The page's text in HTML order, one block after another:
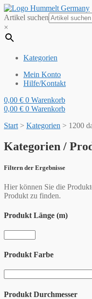
Artikel suchen
×
Kategorien
Mein Konto
Hilfe/Kontakt
0,00 € 0 Warenkorb
0,00 € 0 Warenkorb
Start > Kategorien > 1200
Kategorien /
Filtern der Ergebnisse
Hier können Sie die
Produkt zu finden.
Produkt Länge (m)
Produkt Farbe
Produkt Durchmesser